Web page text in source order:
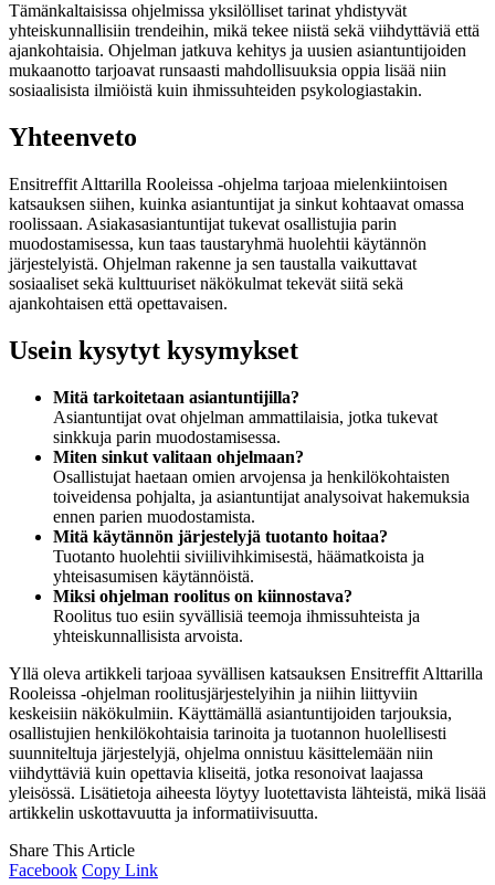
Tämänkaltaisissa ohjelmissa yksilölliset tarinat yhdistyvät
yhteiskunnallisiin trendeihin, mikä tekee niistä sekä viihdyttäviä että
ajankohtaisia. Ohjelman jatkuva kehitys ja uusien asiantuntijoiden
mukaanotto tarjoavat runsaasti mahdollisuuksia oppia lisää niin
sosiaalisista ilmiöistä kuin ihmissuhteiden psykologiastakin.
Yhteenveto
Ensitreffit Alttarilla Rooleissa -ohjelma tarjoaa mielenkiintoisen
katsauksen siihen, kuinka asiantuntijat ja sinkut kohtaavat omassa
roolissaan. Asiakasasiantuntijat tukevat osallistujia parin
muodostamisessa, kun taas taustaryhmä huolehtii käytännön
järjestelyistä. Ohjelman rakenne ja sen taustalla vaikuttavat
sosiaaliset sekä kulttuuriset näkökulmat tekevät siitä sekä
ajankohtaisen että opettavaisen.
Usein kysytyt kysymykset
Mitä tarkoitetaan asiantuntijilla?
Asiantuntijat ovat ohjelman ammattilaisia, jotka tukevat
sinkkuja parin muodostamisessa.
Miten sinkut valitaan ohjelmaan?
Osallistujat haetaan omien arvojensa ja henkilökohtaisten
toiveidensa pohjalta, ja asiantuntijat analysoivat hakemuksia
ennen parien muodostamista.
Mitä käytännön järjestelyjä tuotanto hoitaa?
Tuotanto huolehtii siviilivihkimisestä, häämatkoista ja
yhteisasumisen käytännöistä.
Miksi ohjelman roolitus on kiinnostava?
Roolitus tuo esiin syvällisiä teemoja ihmissuhteista ja
yhteiskunnallisista arvoista.
Yllä oleva artikkeli tarjoaa syvällisen katsauksen Ensitreffit Alttarilla
Rooleissa -ohjelman roolitusjärjestelyihin ja niihin liittyviin
keskeisiin näkökulmiin. Käyttämällä asiantuntijoiden tarjouksia,
osallistujien henkilökohtaisia tarinoita ja tuotannon huolellisesti
suunniteltuja järjestelyjä, ohjelma onnistuu käsittelemään niin
viihdyttäviä kuin opettavia kliseitä, jotka resonoivat laajassa
yleisössä. Lisätietoja aiheesta löytyy luotettavista lähteistä, mikä lisää
artikkelin uskottavuutta ja informatiivisuutta.
Share This Article
Facebook Copy Link